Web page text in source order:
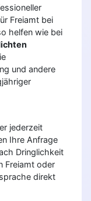
Freiamt bei
helfen wie bei
und andere
jederzeit
Ihre Anfrage
Dringlichkeit
Freiamt oder
direkt